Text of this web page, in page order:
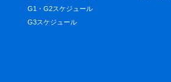
G1・G2スケジュール
G3スケジュール